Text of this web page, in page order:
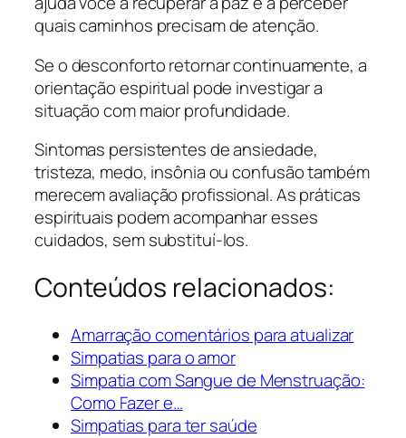
quais caminhos precisam de atenção.
Se o desconforto retornar continuamente, a
orientação espiritual pode investigar a
situação com maior profundidade.
Sintomas persistentes de ansiedade,
tristeza, medo, insônia ou confusão também
merecem avaliação profissional. As práticas
espirituais podem acompanhar esses
cuidados, sem substituí-los.
Conteúdos relacionados:
Amarração comentários para atualizar
Simpatias para o amor
Simpatia com Sangue de Menstruação:
Como Fazer e…
Simpatias para ter saúde